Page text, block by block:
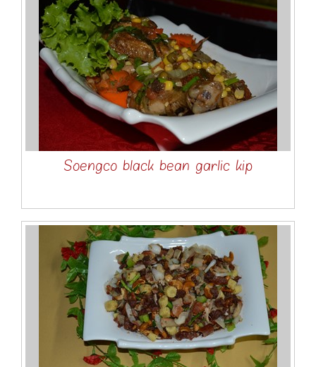
Soengco black bean garlic kip